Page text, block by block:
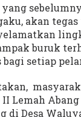
yang
akan
buruk
bagi setiap
II Lemah
di Desa